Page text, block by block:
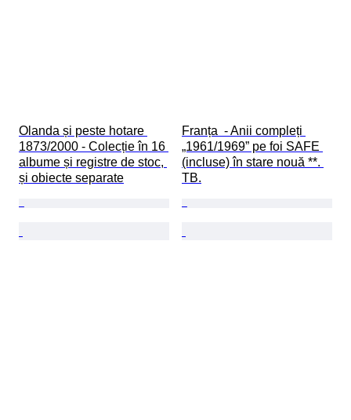
Olanda și peste hotare
1873/2000 - Colecție în 16
albume și registre de stoc,
și obiecte separate
Franța  - Anii compleți
„1961/1969” pe foi SAFE
(incluse) în stare nouă **.
TB.